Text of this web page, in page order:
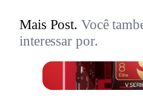
Mais Post. Você
interessar por.